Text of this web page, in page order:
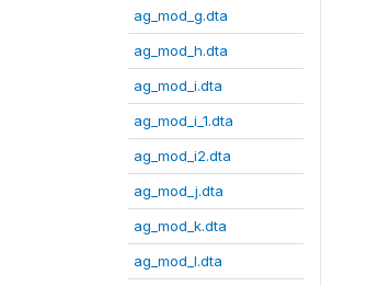
ag_mod_g.dta
ag_mod_h.dta
ag_mod_i.dta
ag_mod_i_1.dta
ag_mod_i2.dta
ag_mod_j.dta
ag_mod_k.dta
ag_mod_l.dta